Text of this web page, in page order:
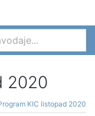
2020
KIC listopad 2020